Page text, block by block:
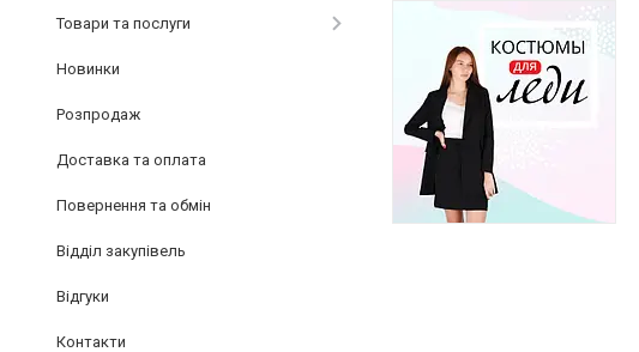
Товари та послуги
Новинки
Розпродаж
Доставка та оплата
Повернення та обмін
Відділ закупівель
Відгуки
Контакти